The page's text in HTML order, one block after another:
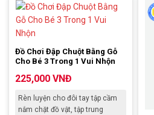
Đồ Chơi Đập Chuột Bằng Gỗ
Cho Bé 3 Trong 1 Vui Nhộn
225,000 VNĐ
Rèn luyện cho đôi tay tập cầm
nắm chặt đồ vật, tập trung